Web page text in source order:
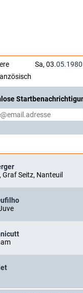
Sa, 03.05.1980
Seitz, Nanteuil